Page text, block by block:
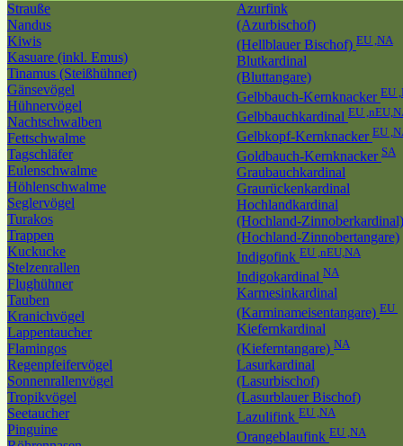
Strauße
Nandus
Kiwis
Kasuare (inkl. Emus)
Tinamus (Steißhühner)
Gänsevögel
Hühnervögel
Nachtschwalben
Fettschwalme
Tagschläfer
Eulenschwalme
Höhlenschwalme
Seglervögel
Turakos
Trappen
Kuckucke
Stelzenrallen
Flughühner
Tauben
Kranichvögel
Lappentaucher
Flamingos
Regenpfeifervögel
Sonnenrallenvögel
Tropikvögel
Seetaucher
Pinguine
Azurfink
(Azurbischof)
(Hellblauer Bischof) EU ,NA
Blutkardinal
(Bluttangare)
Gelbbauch-Kernknacker EU
Gelbbauchkardinal EU
Gelbkopf-Kernknacker EU
Goldbauch-Kernknacker SA
Graubauchkardinal
Graurückenkardinal
Hochlandkardinal
(Hochland-Zinnoberkardinal)
(Hochland-Zinnobertangare)
Indigofink EU ,nEU,NA
Indigokardinal NA
Karmesinkardinal
(Karminameisentangare) EU
Kiefernkardinal
(Kieferntangare) NA
Lasurkardinal
(Lasurbischof)
(Lasurblauer Bischof)
Lazulifink EU ,NA
Orangeblaufink EU ,NA